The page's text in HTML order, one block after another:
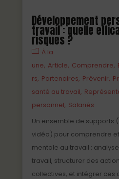
Développement
travail : quelle
risques ?
À la
une Article Comprendre
rs Partenaires Prévenir
santé au travail
personnel Salariés
Un ensemble de supports
vidéo) pour comprendre
mentale au travail :
travail, structurer des
collectives, et intégrer ces